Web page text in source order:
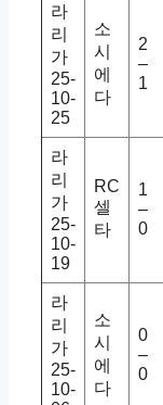
라
리
가
25-
10-
25
소
시
에
다
2
–
1
라
리
가
25-
10-
19
RC
셀
타
1
–
0
라
리
가
25-
10-
소
시
에
다
0
–
0